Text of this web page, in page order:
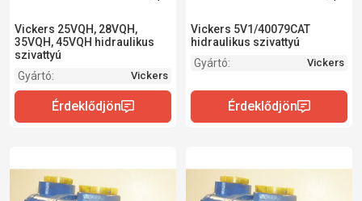
Vickers 25VQH, 28VQH,
35VQH, 45VQH hidraulikus
szivattyú
Gyártó:
Vickers
Vickers 5V1/40079CAT
hidraulikus szivattyú
Gyártó:
Vickers